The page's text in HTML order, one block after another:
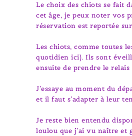
Le choix des chiots se fait
cet âge, je peux noter vos
réservation est reportée
Les chiots, comme toutes
quotidien ici). Ils sont
ensuite de prendre le
J’essaye au moment du
et il faut s’adapter à leur
Je reste bien entendu
loulou que j’ai vu naître et